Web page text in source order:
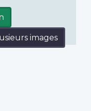
images